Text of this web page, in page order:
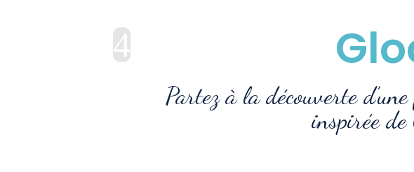
4
Partez à la découverte
inspirée